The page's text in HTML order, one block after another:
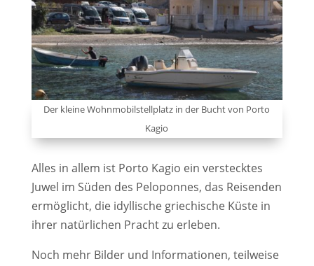
Der kleine Wohnmobilstellplatz in der Bucht von Porto
Kagio
Alles in allem ist Porto Kagio ein verstecktes
Juwel im Süden des Peloponnes, das Reisenden
ermöglicht, die idyllische griechische Küste in
ihrer natürlichen Pracht zu erleben.
Noch mehr Bilder und Informationen, teilweise